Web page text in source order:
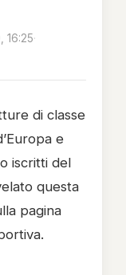
16:25·
di classe
e
iscritti del
questa
pagina